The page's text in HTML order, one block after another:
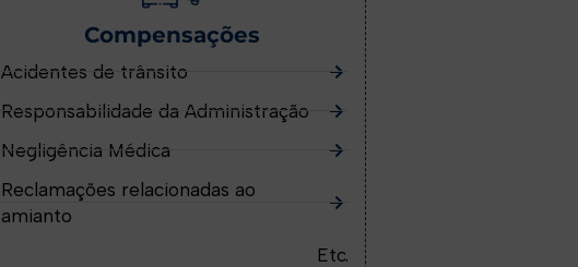
Compensações
Acidentes de trânsito
Responsabilidade da Administração
Negligência Médica
Reclamações relacionadas ao
amianto
Etc.